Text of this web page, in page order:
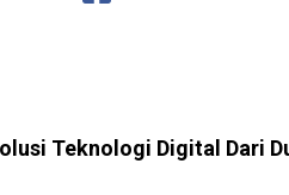
Teknologi Digital Dari